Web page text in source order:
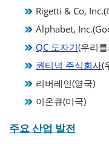
Rigetti & Co, Inc.(
Alphabet,
QC 도자기(우리
퀀티넘 주식회사(
리버레인(영국)
이온큐(미국)
주요 산업 발전